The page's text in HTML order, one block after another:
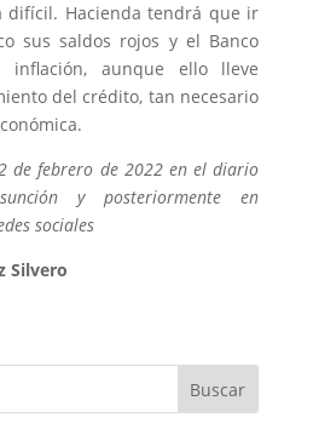
difícil. Hacienda tendrá que ir
sus saldos rojos y el Banco
inflación, aunque ello lleve
del crédito, tan necesario
de febrero de 2022 en el diario
y posteriormente en
sociales
Silvero